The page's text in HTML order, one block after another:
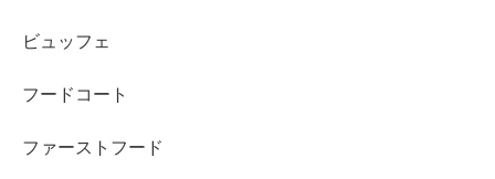
ビュッフェ
フードコート
ファーストフード